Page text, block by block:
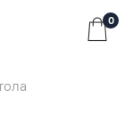
0